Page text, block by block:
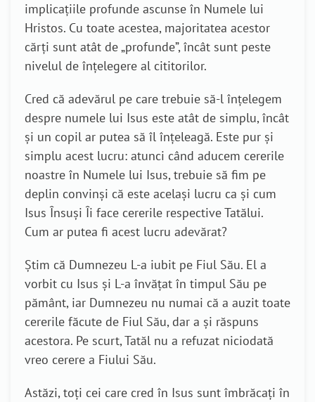
implicațiile profunde ascunse în Numele lui
Hristos. Cu toate acestea, majoritatea acestor
cărți sunt atât de „profunde”, încât sunt peste
nivelul de înțelegere al cititorilor.
Cred că adevărul pe care trebuie să-l înțelegem
despre numele lui Isus este atât de simplu, încât
și un copil ar putea să îl înțeleagă. Este pur și
simplu acest lucru: atunci când aducem cererile
noastre în Numele lui Isus, trebuie să fim pe
deplin convinși că este același lucru ca și cum
Isus Însuși Îi face cererile respective Tatălui.
Cum ar putea fi acest lucru adevărat?
Știm că Dumnezeu L-a iubit pe Fiul Său. El a
vorbit cu Isus și L-a învățat în timpul Său pe
pământ, iar Dumnezeu nu numai că a auzit toate
cererile făcute de Fiul Său, dar a și răspuns
acestora. Pe scurt, Tatăl nu a refuzat niciodată
vreo cerere a Fiului Său.
Astăzi, toți cei care cred în Isus sunt îmbrăcați în